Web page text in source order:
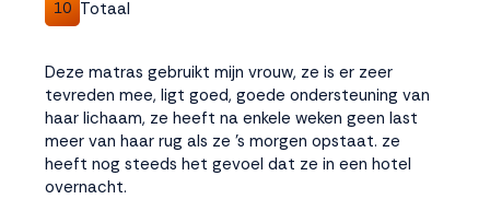
10 Totaal
Deze matras gebruikt mijn vrouw, ze is er zeer
tevreden mee, ligt goed, goede ondersteuning van
haar lichaam, ze heeft na enkele weken geen last
meer van haar rug als ze 's morgen opstaat. ze
heeft nog steeds het gevoel dat ze in een hotel
overnacht.